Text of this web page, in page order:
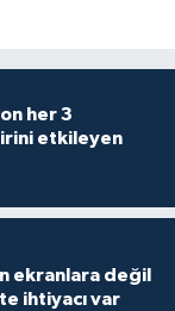
her 3
etkileyen
ekranlara değil
ihtiyacı var